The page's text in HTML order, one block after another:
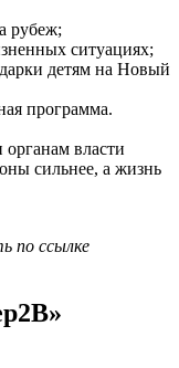
рубеж;
ситуациях;
детям на Новый
программа.
власти
сильнее, а жизнь
по ссылке